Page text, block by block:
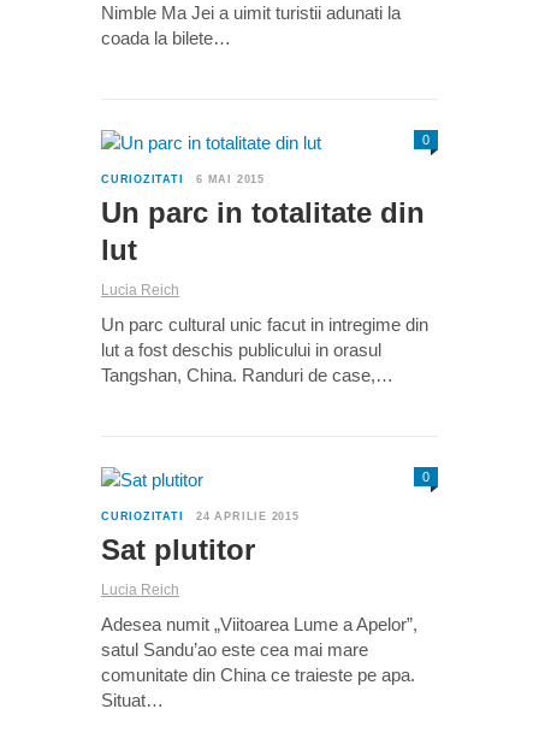
Nimble Ma Jei a uimit turistii adunati la
coada la bilete…
CURIOZITATI 6 MAI 2015
Un parc in totalitate din
lut
0
Lucia Reich
Un parc cultural unic facut in intregime din
lut a fost deschis publicului in orasul
Tangshan, China. Randuri de case,…
CURIOZITATI 24 APRILIE 2015
Sat plutitor
0
Lucia Reich
Adesea numit „Viitoarea Lume a Apelor”,
satul Sandu’ao este cea mai mare
comunitate din China ce traieste pe apa.
Situat…